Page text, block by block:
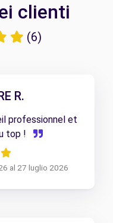
clienti
(6)
R.
professionnel et
top !
al 27 luglio 2026